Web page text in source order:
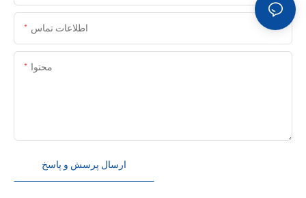
اطلاعات تماس
محتوا
ارسال پرسش و پاسخ